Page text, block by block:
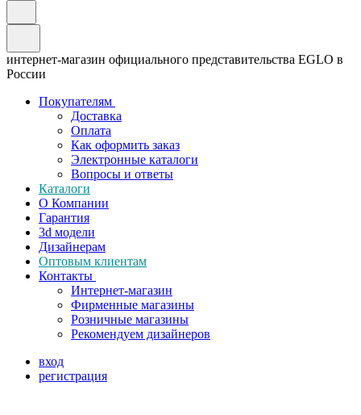
интернет-магазин официального представительства EGLO в
России
Покупателям
Доставка
Оплата
Как оформить заказ
Электронные каталоги
Вопросы и ответы
Каталоги
О Компании
Гарантия
3d модели
Дизайнерам
Оптовым клиентам
Контакты
Интернет-магазин
Фирменные магазины
Розничные магазины
Рекомендуем дизайнеров
вход
регистрация